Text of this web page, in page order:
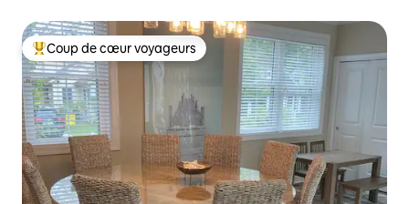
Coups de cœur voyageurs les plus appréciés
Coup de cœur voyageurs